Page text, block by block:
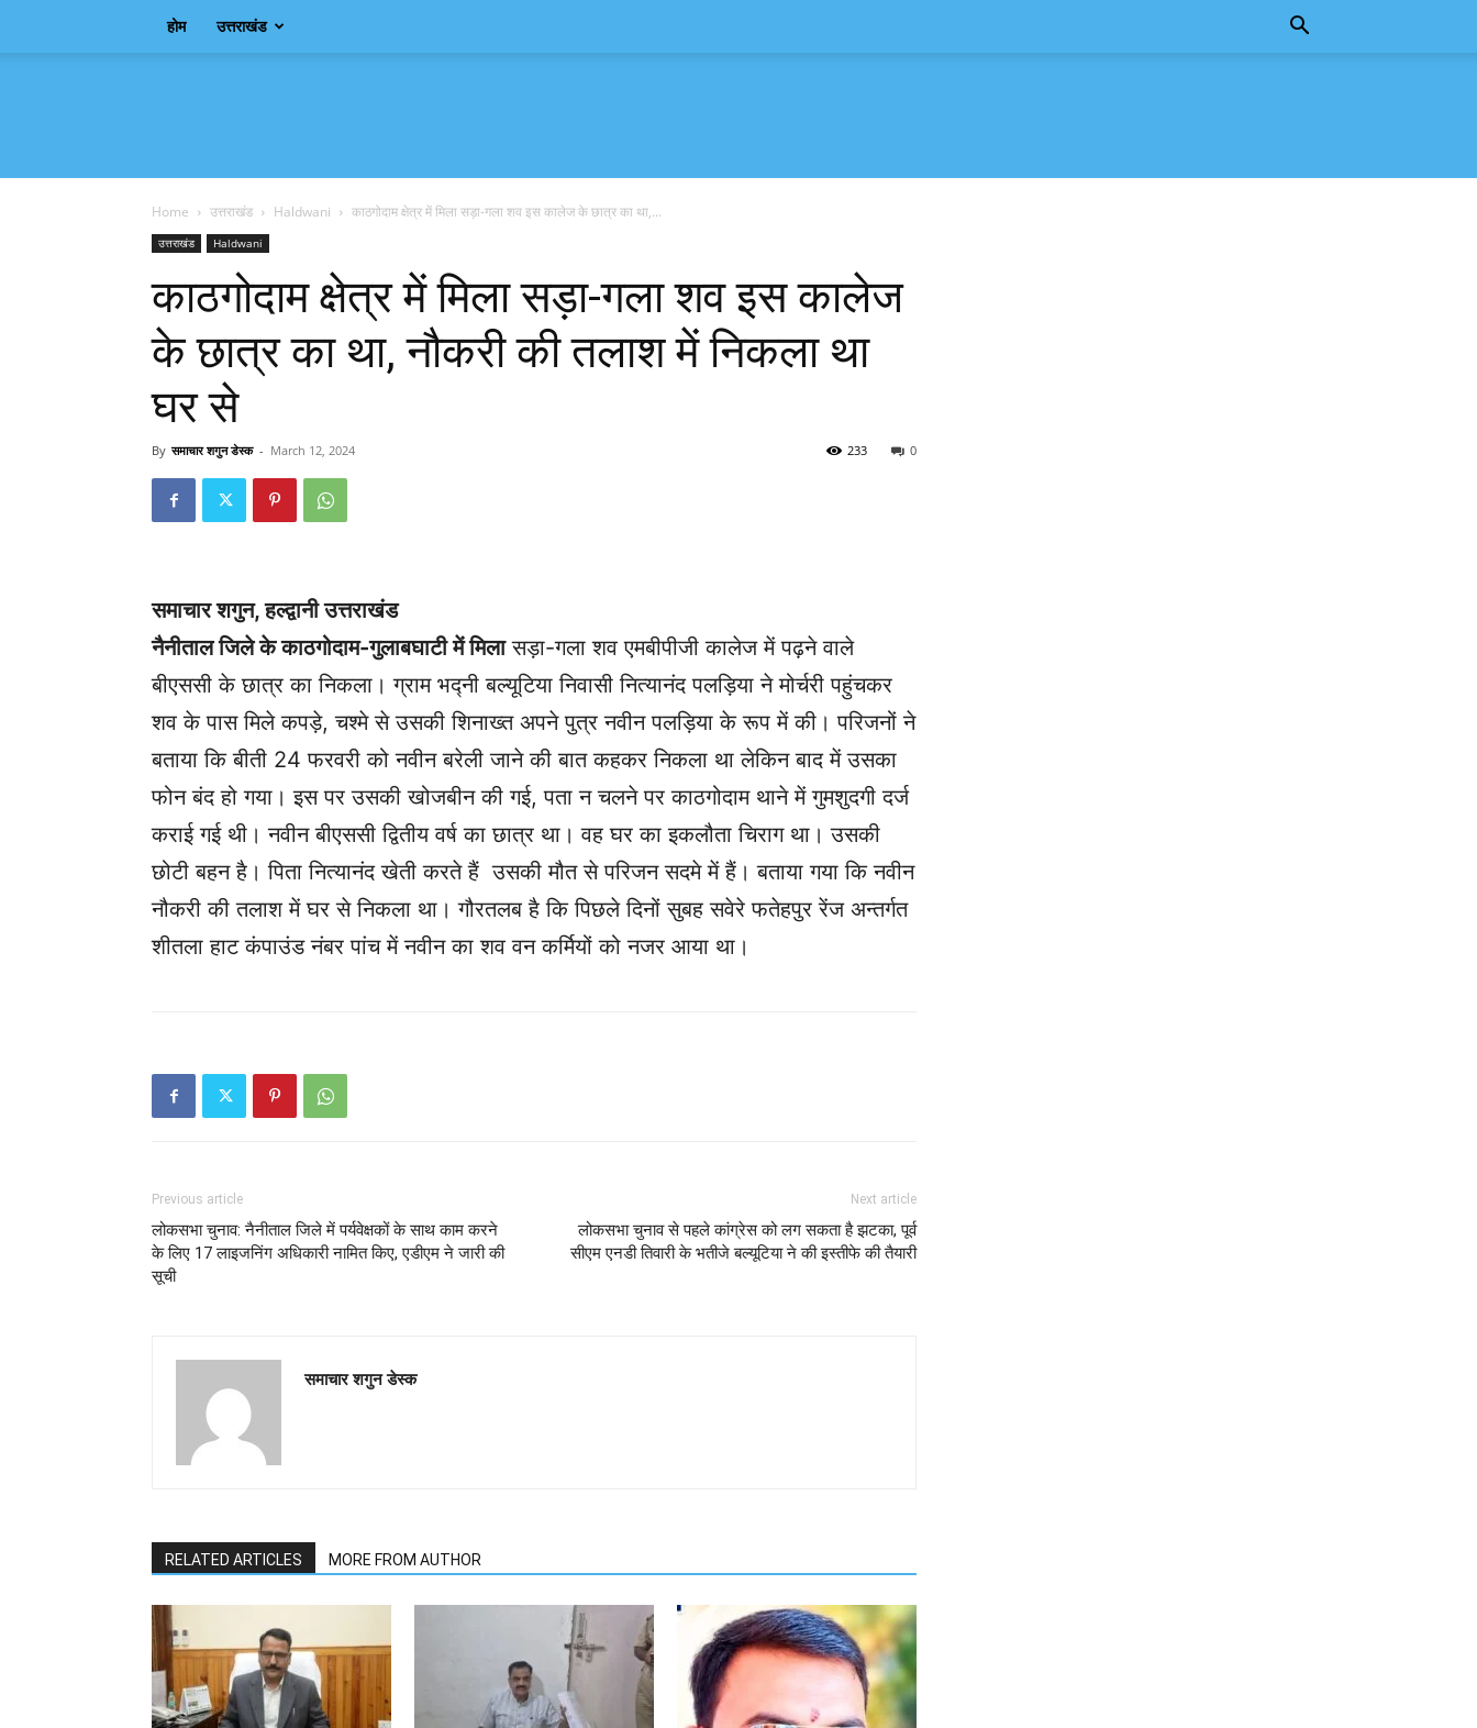
होम उत्तराखंड
Home उत्तराखंड Haldwani काठगोदाम क्षेत्र में मिला सड़ा-गला शव इस कालेज के छात्र का था,...
उत्तराखंड Haldwani
काठगोदाम क्षेत्र में मिला सड़ा-गला शव इस कालेज
के छात्र का था, नौकरी की तलाश में निकला था
घर से
By समाचार शगुन डेस्क - March 12, 2024 0
233
समाचार शगुन, हल्द्वानी उत्तराखंड
नैनीताल जिले के काठगोदाम-गुलाबघाटी में मिलासड़ा-गला शव एमबीपीजी कालेज में पढ़ने वाले
बीएससी के छात्र का निकला। ग्राम भद्नी बल्यूटिया निवासी नित्यानंद पलड़िया ने मोर्चरी पहुंचकर
शव के पास मिले कपड़े, चश्मे से उसकी शिनाख्त अपने पुत्र नवीन पलड़िया के रूप में की। परिजनों ने
बताया कि बीती 24 फरवरी को नवीन बरेली जाने की बात कहकर निकला था लेकिन बाद में उसका
फोन बंद हो गया। इस पर उसकी खोजबीन की गई, पता न चलने पर काठगोदाम थाने में गुमशुदगी दर्ज
कराई गई थी। नवीन बीएससी द्वितीय वर्ष का छात्र था। वह घर का इकलौता चिराग था। उसकी
छोटी बहन है। पिता नित्यानंद खेती करते हैं ‌ उसकी मौत से परिजन सदमे में हैं। बताया गया कि नवीन
नौकरी की तलाश में घर से निकला था। गौरतलब है कि पिछले दिनों सुबह सवेरे फतेहपुर रेंज अन्तर्गत
शीतला हाट कंपाउंड नंबर पांच में नवीन का शव‌ वन कर्मियों को नजर‌ आया था।
Previous article
लोकसभा चुनाव: नैनीताल जिले में पर्यवेक्षकों के साथ काम करने
के लिए 17 लाइजनिंग अधिकारी नामित किए, एडीएम ने जारी की
सूची
Next article
लोकसभा चुनाव से पहले‌ कांग्रेस को लग सकता है झटका, पूर्व
सीएम एनडी तिवारी के भतीजे बल्यूटिया ने की इस्तीफे की तैयारी
समाचार शगुन डेस्क
RELATED ARTICLES MORE FROM AUTHOR